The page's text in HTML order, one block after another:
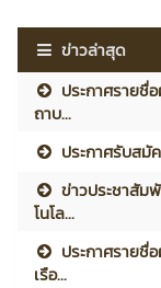
ข่าวล่าสุด
ประกาศรายชื่
ถาบ...
ประกาศรับสมั
ข่าวประชาสัม
โนโล...
ประกาศรายชื่
เรือ...